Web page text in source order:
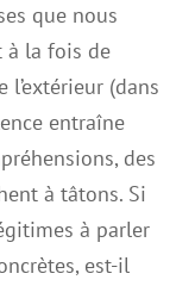
que nous
à la fois de
l’extérieur (dans
entraîne
des
à tâtons. Si
à parler
est-il